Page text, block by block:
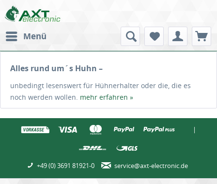
Menü
Alles rund um´s Huhn –
unbedingt lesenswert für Hühnerhalter oder die, die es
noch werden wollen. mehr erfahren »
|
+49 (0) 3691 81921-0 service@axt-electronic.de